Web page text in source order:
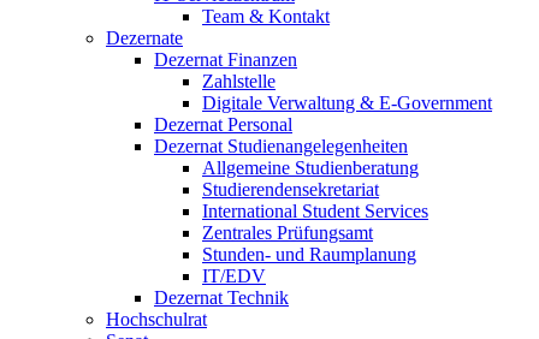
Team & Kontakt
Dezernate
Dezernat Finanzen
Zahlstelle
Digitale Verwaltung & E-Government
Dezernat Personal
Dezernat Studienangelegenheiten
Allgemeine Studienberatung
Studierendensekretariat
International Student Services
Zentrales Prüfungsamt
Stunden- und Raumplanung
IT/EDV
Dezernat Technik
Hochschulrat